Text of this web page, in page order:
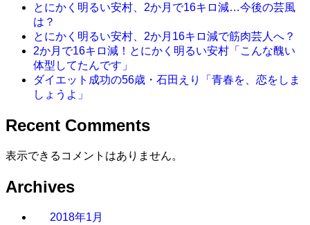
とにかく明るい安村、2か月で16キロ減…今後の芸風
は？
とにかく明るい安村、2か月16キロ減で筋肉芸人へ？
2か月で16キロ減！とにかく明るい安村「こんな醜い
体型してたんです」
ダイエット成功の56歳・石田えり「青春を、恋をしま
しょうよ」
Recent Comments
表示できるコメントはありません。
Archives
2018年1月